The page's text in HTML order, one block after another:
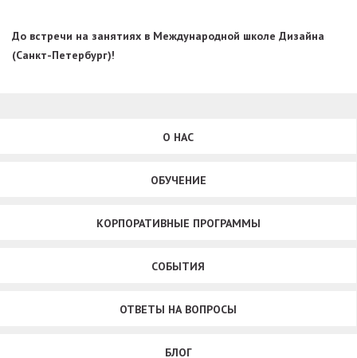
До встречи на занятиях в Международной школе Дизайна
(Санкт-Петербург)!
О НАС
ОБУЧЕНИЕ
КОРПОРАТИВНЫЕ ПРОГРАММЫ
СОБЫТИЯ
ОТВЕТЫ НА ВОПРОСЫ
БЛОГ